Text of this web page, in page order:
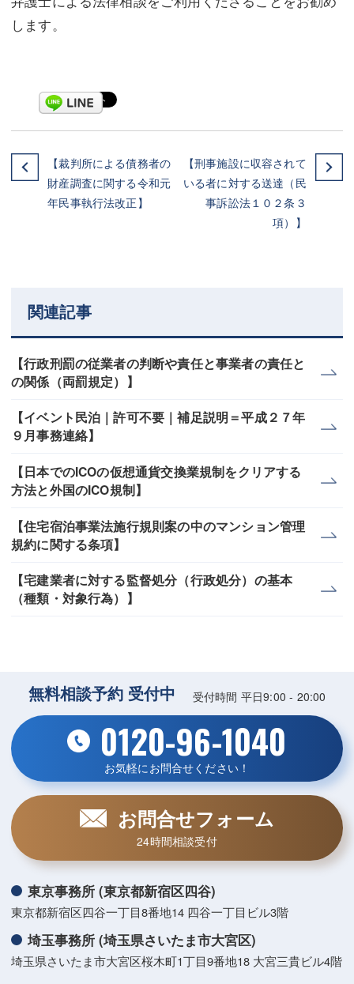
します。
【裁判所による債務者の
財産調査に関する令和元
年民事執行法改正】
【刑事施設に収容されて
いる者に対する送達（民
事訴訟法１０２条３
項）】
関連記事
【行政刑罰の従業者の判断や責任と事業者の責任と
の関係（両罰規定）】
【イベント民泊｜許可不要｜補足説明＝平成２７年
９月事務連絡】
【日本でのICOの仮想通貨交換業規制をクリアする
方法と外国のICO規制】
【住宅宿泊事業法施行規則案の中のマンション管理
規約に関する条項】
【宅建業者に対する監督処分（行政処分）の基本
（種類・対象行為）】
無料相談予約 受付中 受付時間 平日9:00 - 20:00
0120-96-1040
お気軽にお問合せください！
お問合せフォーム
24時間相談受付
東京事務所 (東京都新宿区四谷)
東京都新宿区四谷一丁目8番地14 四谷一丁目ビル3階
埼玉事務所 (埼玉県さいたま市大宮区)
埼玉県さいたま市大宮区桜木町1丁目9番地18 大宮三貴ビル4階